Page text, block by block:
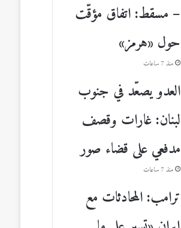
– مسقط: اتفاق مؤقّت
حول «هرمز»
منذ 7 ساعات
العدو يصعّد في جنوب
لبنان: غارات وقصف
مدفعي على قضاء صور
منذ 7 ساعات
ترامب: المحادثات مع